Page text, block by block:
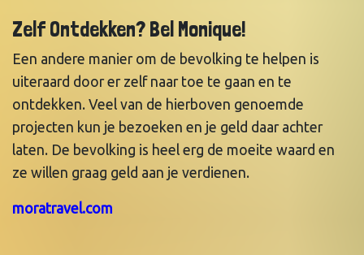
Zelf Ontdekken? Bel Monique!
Een andere manier om de bevolking te helpen is
uiteraard door er zelf naar toe te gaan en te
ontdekken. Veel van de hierboven genoemde
projecten kun je bezoeken en je geld daar achter
laten. De bevolking is heel erg de moeite waard en
ze willen graag geld aan je verdienen.
moratravel.com